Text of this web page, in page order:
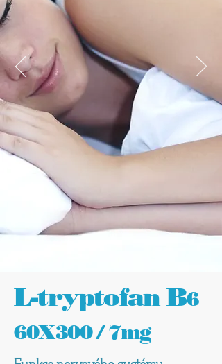
L-tryptofan B6
60X300 / 7mg